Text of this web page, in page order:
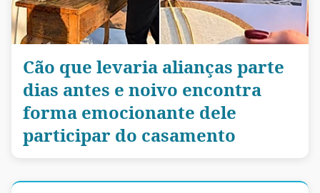
Cão que levaria alianças parte
dias antes e noivo encontra
forma emocionante dele
participar do casamento